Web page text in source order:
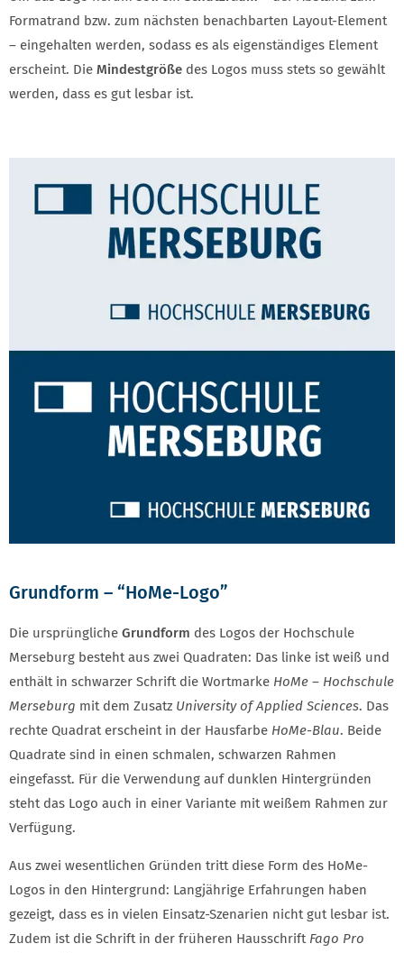
Formatrand bzw. zum nächsten benachbarten Layout-Element
– eingehalten werden, sodass es als eigenständiges Element
erscheint. Die Mindest­größe des Logos muss stets so gewählt
werden, dass es gut lesbar ist.
LOGO FORTSETZUNG
Grundform – “HoMe-Logo”
Die ursprüngliche Grundform des Logos der Hochschule
Merseburg besteht aus zwei Quadraten: Das linke ist weiß und
enthält in schwarzer Schrift die Wortmarke HoMe – Hochschule
Merseburg mit dem Zusatz University of Applied Sciences. Das
rechte Quadrat erscheint in der Hausfarbe HoMe-Blau. Beide
Quadrate sind in einen schmalen, schwarzen Rahmen
eingefasst. Für die Verwendung auf dunklen Hinter­gründen
steht das Logo auch in einer Variante mit weißem Rahmen zur
Verfügung.
Aus zwei wesentlichen Gründen tritt diese Form des HoMe-
Logos in den Hintergrund: Langjährige Erfahrungen haben
gezeigt, dass es in vielen Einsatz-­Szenarien nicht gut lesbar ist.
Zudem ist die Schrift in der früheren Hausschrift Fago Pro